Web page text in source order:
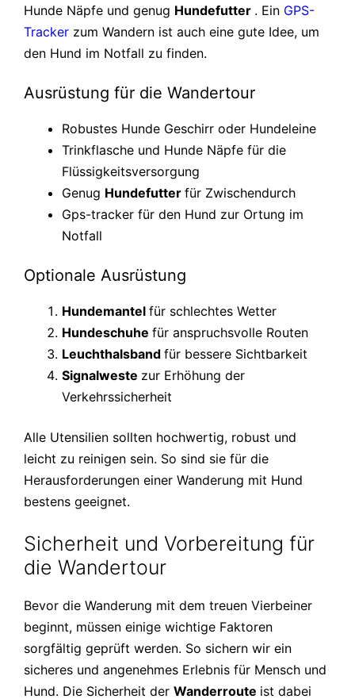
Hunde Näpfe und genug Hundefutter . Ein GPS-
Tracker zum Wandern ist auch eine gute Idee, um
den Hund im Notfall zu finden.
Ausrüstung für die Wandertour
Robustes Hunde Geschirr oder Hundeleine
Trinkflasche und Hunde Näpfe für die
Flüssigkeitsversorgung
Genug Hundefutter für Zwischendurch
Gps-tracker für den Hund zur Ortung im
Notfall
Optionale Ausrüstung
Hundemantel für schlechtes Wetter
Hundeschuhe für anspruchsvolle Routen
Leuchthalsband für bessere Sichtbarkeit
Signalweste zur Erhöhung der
Verkehrssicherheit
Alle Utensilien sollten hochwertig, robust und
leicht zu reinigen sein. So sind sie für die
Herausforderungen einer Wanderung mit Hund
bestens geeignet.
Sicherheit und Vorbereitung für
die Wandertour
Bevor die Wanderung mit dem treuen Vierbeiner
beginnt, müssen einige wichtige Faktoren
sorgfältig geprüft werden. So sichern wir ein
sicheres und angenehmes Erlebnis für Mensch und
Hund. Die Sicherheit der Wanderroute ist dabei